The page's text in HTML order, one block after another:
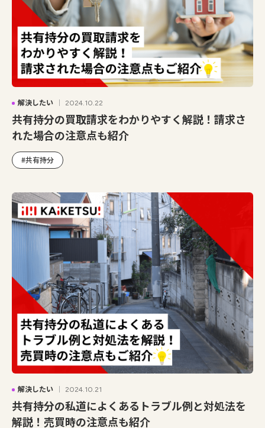
解決したい 2024.10.22
共有持分の買取請求をわかりやすく解説！請求さ
れた場合の注意点も紹介
#共有持分
解決したい 2024.10.21
共有持分の私道によくあるトラブル例と対処法を
解説！売買時の注意点も紹介